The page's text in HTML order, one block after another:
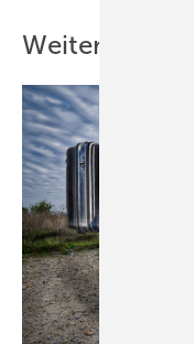
Weitere Inhalte